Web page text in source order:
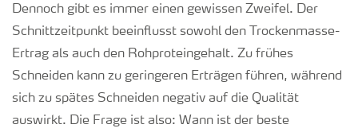
Dennoch gibt es immer einen gewissen Zweifel. Der
Schnittzeitpunkt beeinflusst sowohl den Trockenmasse-
Ertrag als auch den Rohproteingehalt. Zu frühes
Schneiden kann zu geringeren Erträgen führen, während
sich zu spätes Schneiden negativ auf die Qualität
auswirkt. Die Frage ist also: Wann ist der beste